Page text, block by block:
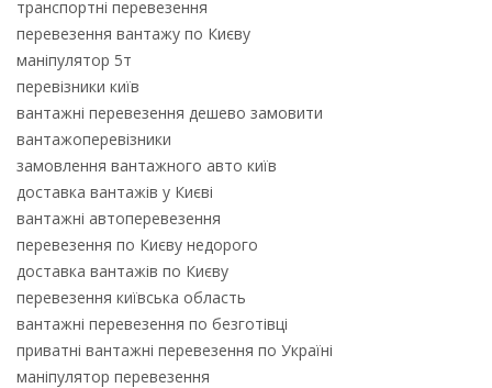
транспортні перевезення
перевезення вантажу по Києву
маніпулятор 5т
перевізники київ
вантажні перевезення дешево замовити
вантажоперевізники
замовлення вантажного авто київ
доставка вантажів у Києві
вантажні автоперевезення
перевезення по Києву недорого
доставка вантажів по Києву
перевезення київська область
вантажні перевезення по безготівці
приватні вантажні перевезення по Україні
маніпулятор перевезення